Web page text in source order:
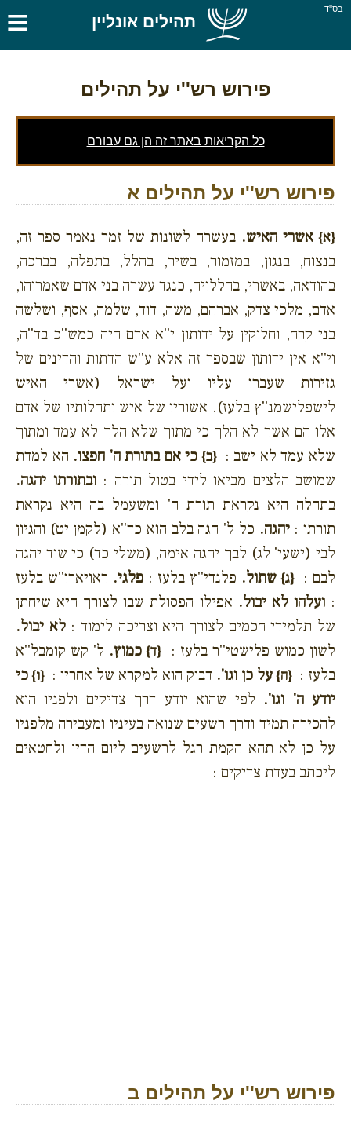
בס''ד ≡ תהילים אונליין
פירוש רש''י על תהילים
כל הקריאות באתר זה הן גם עבורם
פירוש רש''י על תהילים א
{א} אשרי האיש. בעשרה לשונות של זמר נאמר ספר זה,
בנצוח, בנגון, במזמור, בשיר, בהלל, בתפלה, בברכה,
בהודאה, באשרי, בהללויה, כנגד עשרה בני אדם שאמרוהו,
אדם, מלכי צדק, אברהם, משה, דוד, שלמה, אסף, ושלשה
בני קרח, וחלוקין על ידותון י''א אדם היה כמש''כ בד''ה,
וי''א אין ידותון שבספר זה אלא ע''ש הדתות והדינים של
גזירות שעברו עליו ועל ישראל (אשרי האיש
לישפלישמנ''ץ בלעז). אשוריו של איש ותהלותיו של אדם
אלו הם אשר לא הלך כי מתוך שלא הלך לא עמד ומתוך
שלא עמד לא ישב : {ב} כי אם בתורת ה' חפצו. הא למדת
שמושב הלצים מביאו לידי בטול תורה :ובתורתו יהגה.
בתחלה היא נקראת תורת ה' ומשעמל בה היא נקראת
תורתו :יהגה. כל ל' הגה בלב הוא כד''א (לקמן יט) והגיון
לבי (ישעי' לג) לבך יהגה אימה, (משלי כד) כי שוד יהגה
לבם : {ג} שתול. פלנדי''ץ בלעז : פלגי. ראויארו''ש בלעז
:ועלהו לא יבול. אפילו הפסולת שבו לצורך היא שיחתן
של תלמידי חכמים לצורך היא וצריכה לימוד :לא יבול.
לשון כמוש פלישטי''ר בלעז :
{ד} כמוץ. ל' קש קומבל''א
בלעז : {ה}על כן וגו'. דבוק הוא למקרא של אחריו : {ו}כי
יודע ה' וגו'. לפי שהוא יודע דרך צדיקים ולפניו הוא
להכירה תמיד ודרך רשעים שנואה בעיניו ומעבירה מלפניו
על כן לא תהא הקמת רגל לרשעים ליום הדין ולחטאים
ליכתב בעדת צדיקים :
פירוש רש''י על תהילים ב